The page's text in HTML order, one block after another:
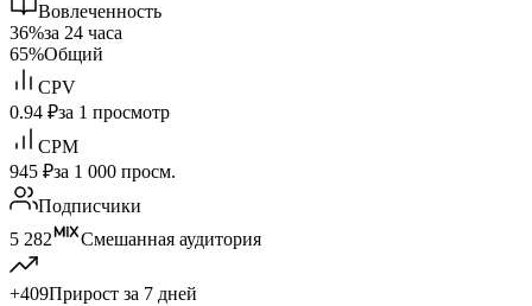
Вовлеченность
36%за 24 часа
65%Общий
CPV
0.94 ₽за 1 просмотр
CPM
945 ₽за 1 000 просм.
Подписчики
5 282
Смешанная аудитория
+409Прирост за 7 дней